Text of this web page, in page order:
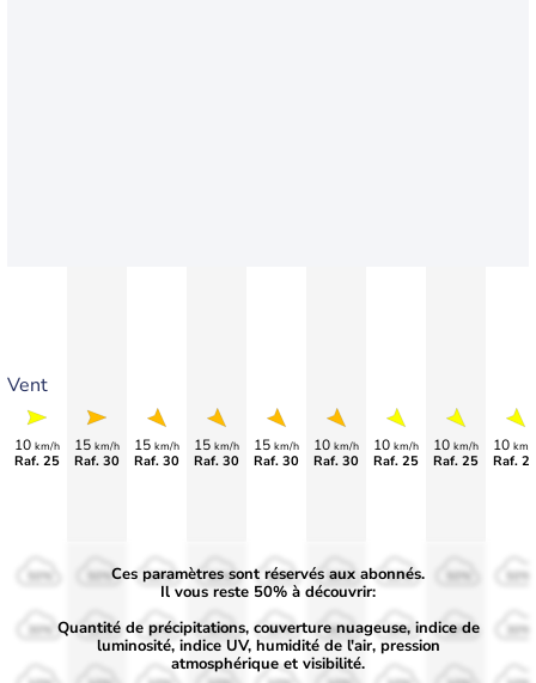
Vent
10 km/h
Raf. 25
15 km/h
Raf. 30
15 km/h
Raf. 30
15 km/h
Raf. 30
15 km/h
Raf. 30
10 km/h
Raf. 30
10 km/h
Raf. 25
10 km/h
Raf. 25
10 km/
Raf.
50%
30%
50%
30%
50%
30%
50%
30%
50%
30%
50%
30%
50%
30% 30% 30%
Ces paramètres sont réservés aux abonnés.
Il vous reste 50% à découvrir:
Quantité de précipitations, couverture nuageuse, indice de
luminosité, indice UV, humidité de l'air, pression
atmosphérique et visibilité.